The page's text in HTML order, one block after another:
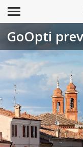
GoOpti